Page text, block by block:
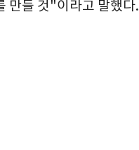
만들 것"이라고 말했다.